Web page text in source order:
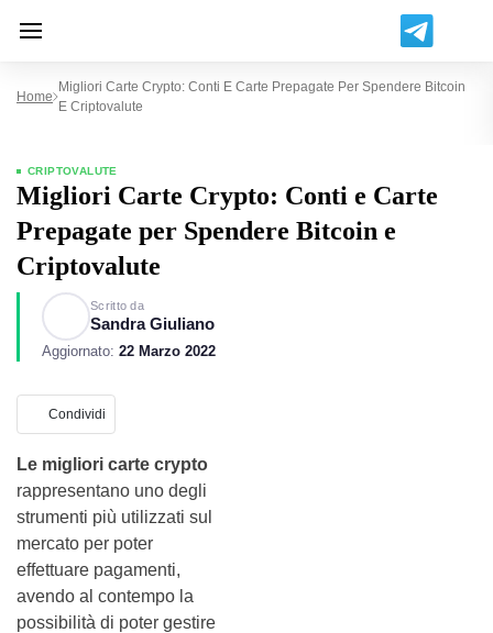
Home
Migliori Carte Crypto: Conti E Carte Prepagate Per Spendere Bitcoin
E Criptovalute
CRIPTOVALUTE
Migliori Carte Crypto: Conti e Carte
Prepagate per Spendere Bitcoin e
Criptovalute
Scritto da
Sandra Giuliano
Aggiornato: 22 Marzo 2022
Condividi
Le migliori carte crypto
rappresentano uno degli
strumenti più utilizzati sul
mercato per poter
effettuare pagamenti,
avendo al contempo la
possibilità di poter gestire